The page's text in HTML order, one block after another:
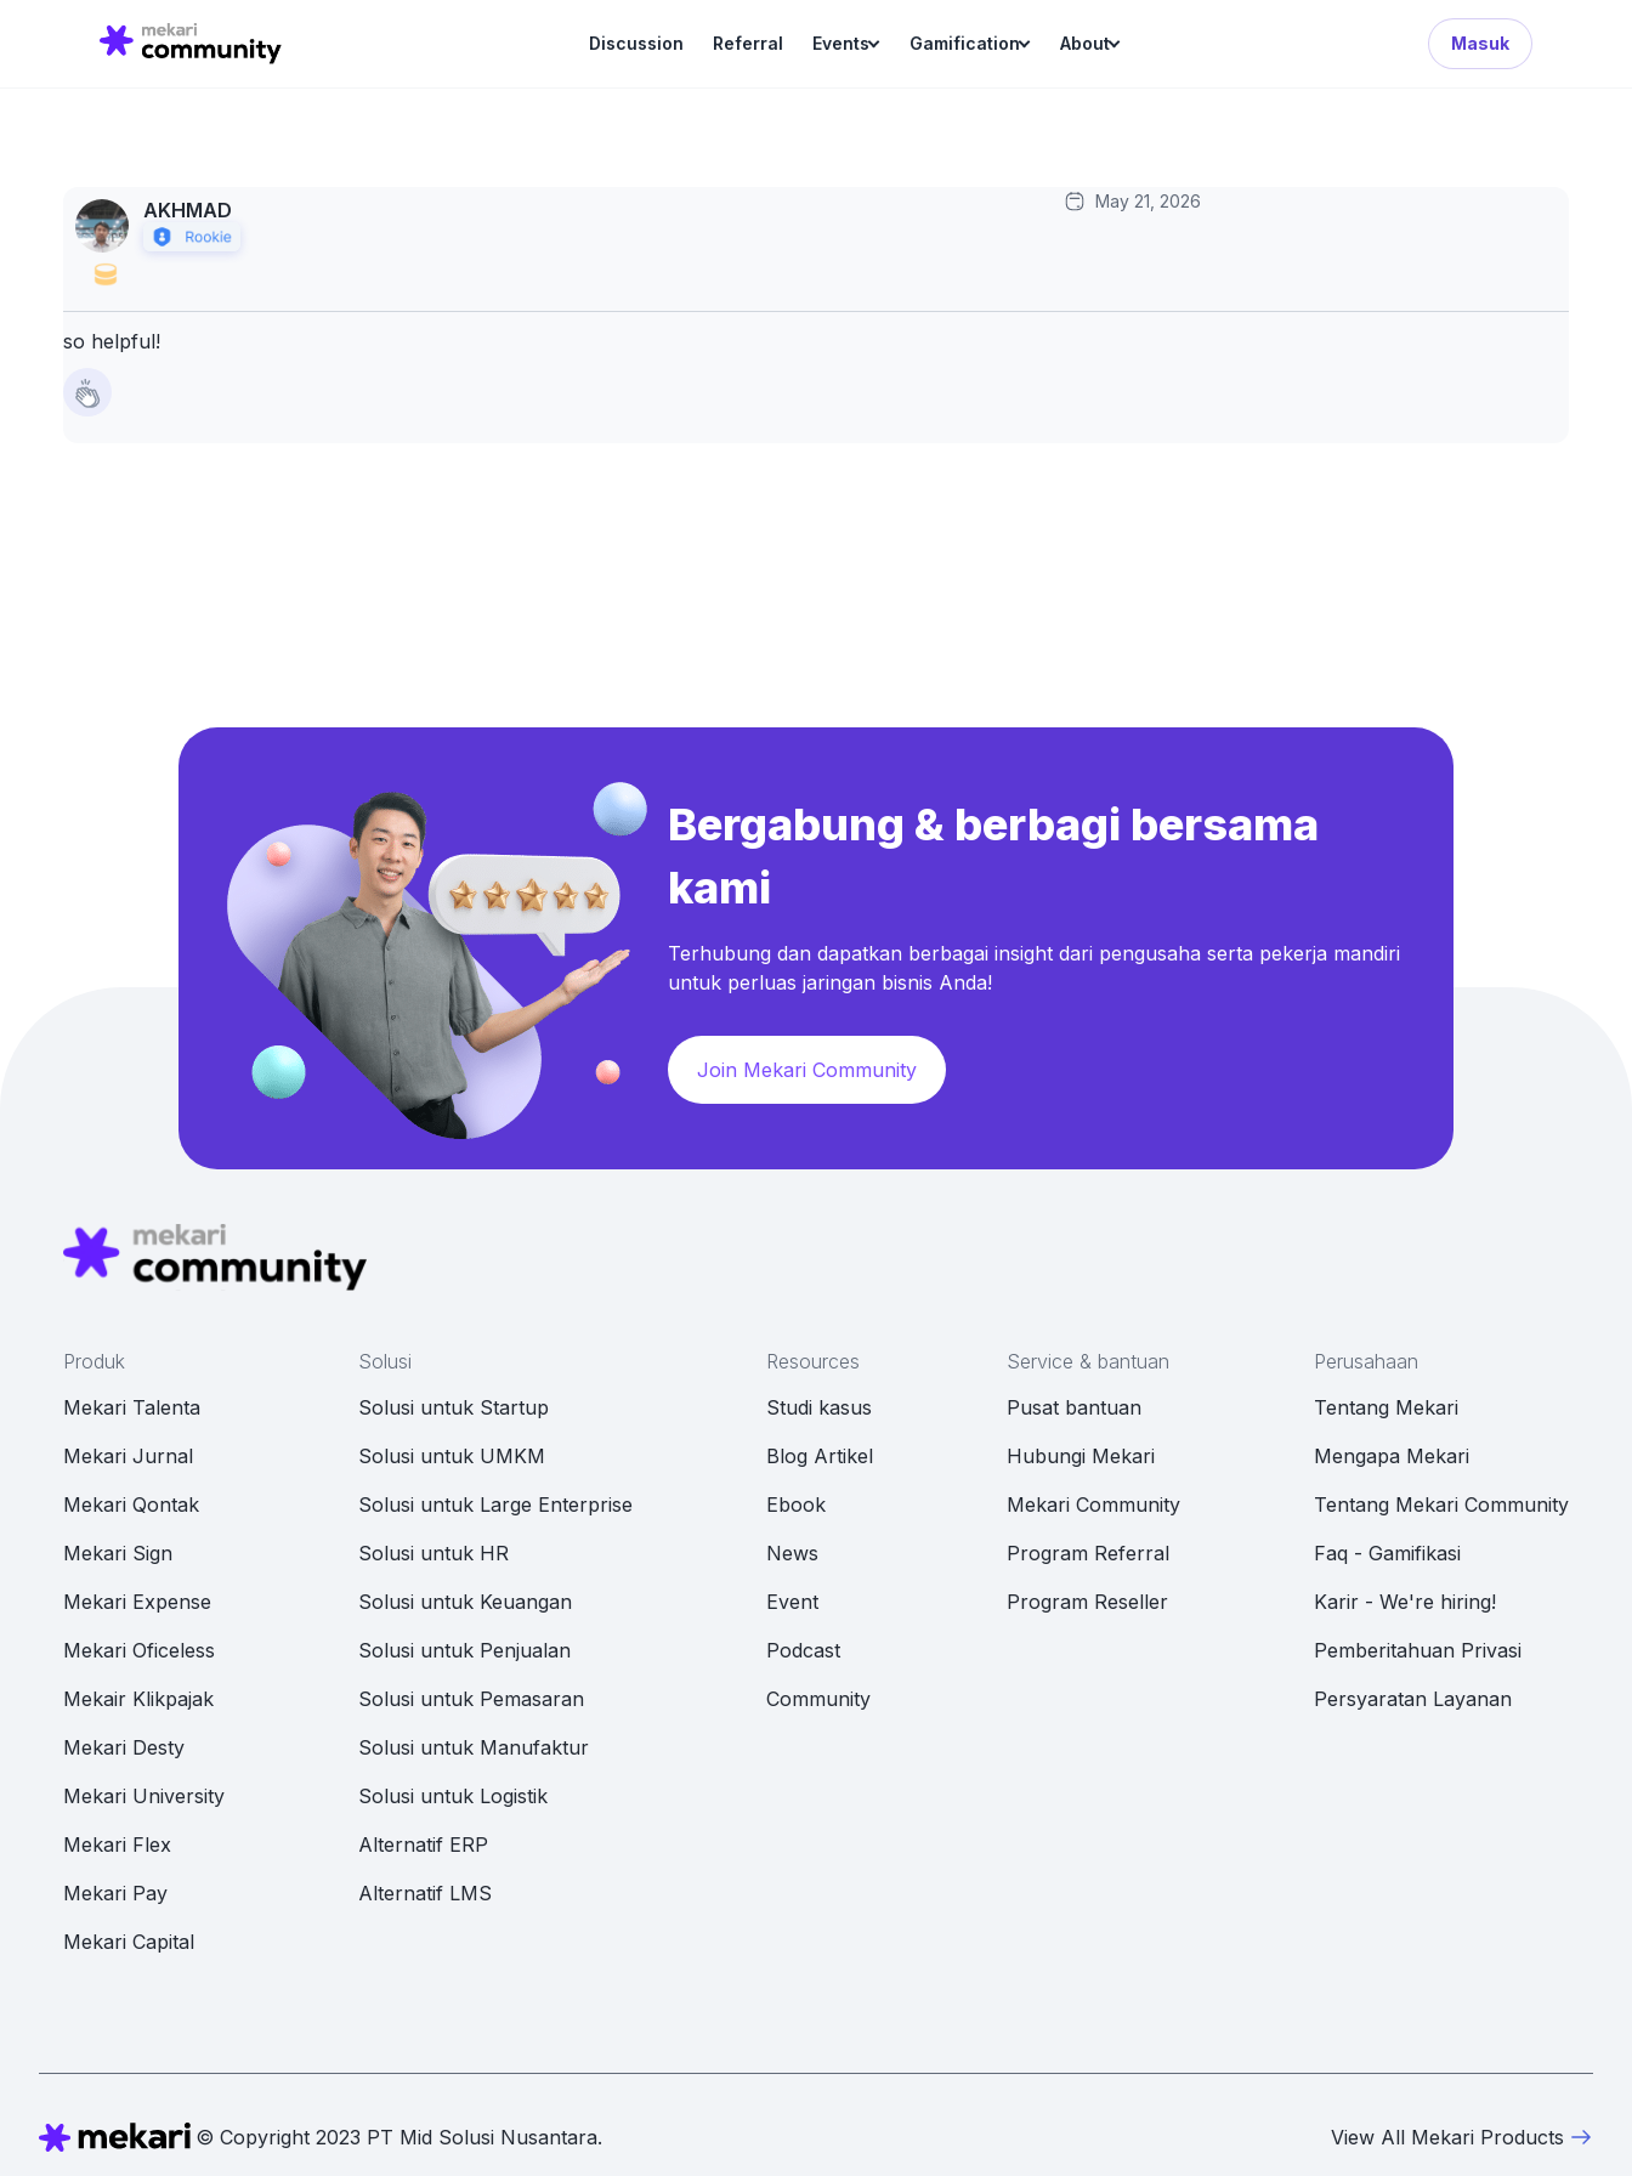
Discussion Referral Events Gamification About Masuk
for:
Search Button
AKHMAD May 21, 2026
so helpful!
Bergabung & berbagi bersama
kami
Terhubung dan dapatkan berbagai insight dari pengusaha serta pekerja mandiri
untuk perluas jaringan bisnis Anda!
Join Mekari Community
Produk
Mekari Talenta
Mekari Jurnal
Mekari Qontak
Mekari Sign
Mekari Expense
Mekari Oficeless
Mekair Klikpajak
Mekari Desty
Mekari University
Mekari Flex
Mekari Pay
Mekari Capital
Solusi
Solusi untuk Startup
Solusi untuk UMKM
Solusi untuk Large Enterprise
Solusi untuk HR
Solusi untuk Keuangan
Solusi untuk Penjualan
Solusi untuk Pemasaran
Solusi untuk Manufaktur
Solusi untuk Logistik
Alternatif ERP
Alternatif LMS
Resources
Studi kasus
Blog Artikel
Ebook
News
Event
Podcast
Community
Service & bantuan
Pusat bantuan
Hubungi Mekari
Mekari Community
Program Referral
Program Reseller
Perusahaan
Tentang Mekari
Mengapa Mekari
Tentang Mekari Community
Faq - Gamifikasi
Karir - We're hiring!
Pemberitahuan Privasi
Persyaratan Layanan
© Copyright 2023 PT Mid Solusi Nusantara. View All Mekari Products